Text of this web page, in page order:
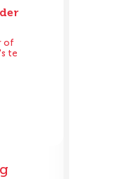
of
te
Na